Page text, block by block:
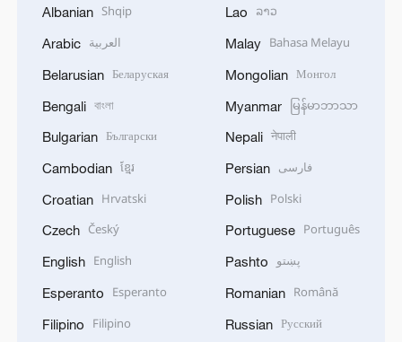
Albanian Shqip
Arabic العربية
Belarusian Беларуская
Bengali বাংলা
Bulgarian Български
Cambodian ខ្មែរ
Croatian Hrvatski
Czech Český
English English
Esperanto Esperanto
Filipino Filipino
Lao ລາວ
Malay Bahasa Melayu
Mongolian Монгол
Myanmar မြန်မာဘာသာ
Nepali नेपाली
Persian فارسی
Polish Polski
Portuguese Português
Pashto پښتو
Romanian Română
Russian Русский